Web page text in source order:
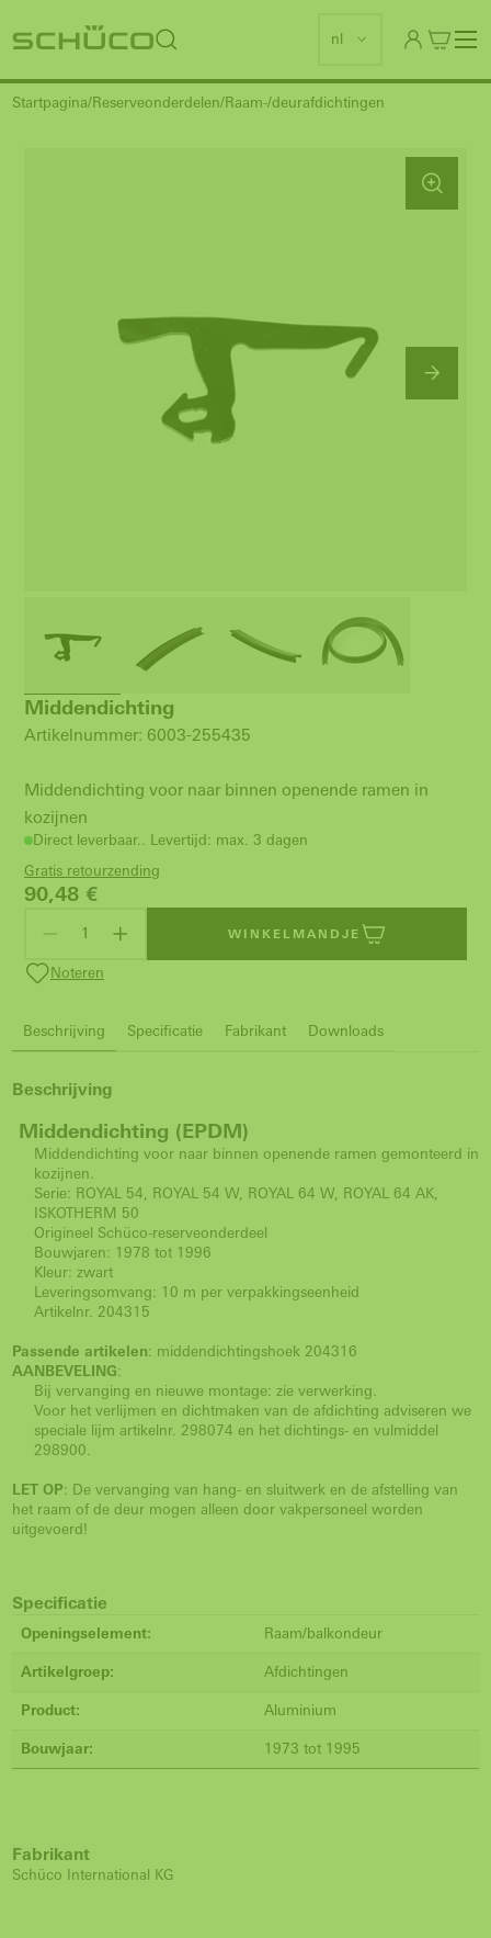
nl
Startpagina Reserveonderdelen Raam-/deurafdichtingen
Middendichting
Artikelnummer: 6003-255435
Middendichting voor naar binnen openende ramen in
kozijnen
Direct leverbaar.. Levertijd: max. 3 dagen
Gratis retourzending
90,48 €
WINKELMANDJE
Noteren
Beschrijving Specificatie Fabrikant Downloads
Beschrijving
Middendichting (EPDM)
Middendichting voor naar binnen openende ramen gemonteerd in
kozijnen.
Serie: ROYAL 54, ROYAL 54 W, ROYAL 64 W, ROYAL 64 AK,
ISKOTHERM 50
Origineel Schüco-reserveonderdeel
Bouwjaren: 1978 tot 1996
Kleur: zwart
Leveringsomvang: 10 m per verpakkingseenheid
Artikelnr. 204315
Passende artikelen: middendichtingshoek 204316
AANBEVELING:
Bij vervanging en nieuwe montage: zie verwerking.
Voor het verlijmen en dichtmaken van de afdichting adviseren we
speciale lijm artikelnr. 298074 en het dichtings- en vulmiddel
298900.
LET OP: De vervanging van hang- en sluitwerk en de afstelling van
het raam of de deur mogen alleen door vakpersoneel worden
uitgevoerd!
Specificatie
Openingselement: Raam/balkondeur
Artikelgroep: Afdichtingen
Product: Aluminium
Bouwjaar: 1973 tot 1995
Fabrikant
Schüco International KG